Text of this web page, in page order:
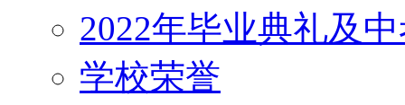
2022年毕业典礼及
学校荣誉